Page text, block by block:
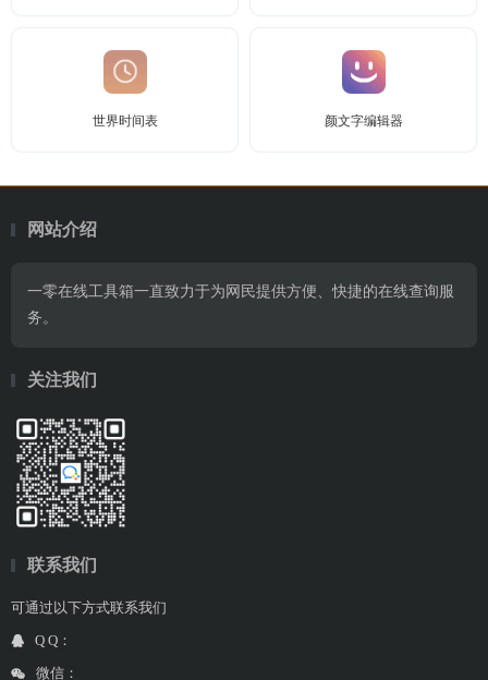
世界时间表 颜文字编辑器
网站介绍
一零在线工具箱一直致力于为网民提供方便、快捷的在线查询服
务。
关注我们
联系我们
可通过以下方式联系我们
Q Q：
微信：